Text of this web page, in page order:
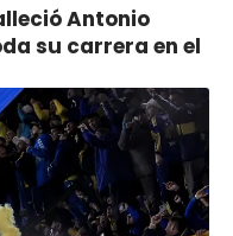
Antonio
su carrera en el